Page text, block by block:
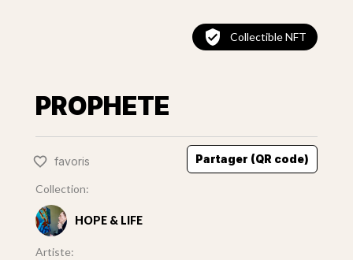
Collectible NFT
PROPHETE
favoris Partager (QR code)
Collection:
HOPE & LIFE
Artiste: